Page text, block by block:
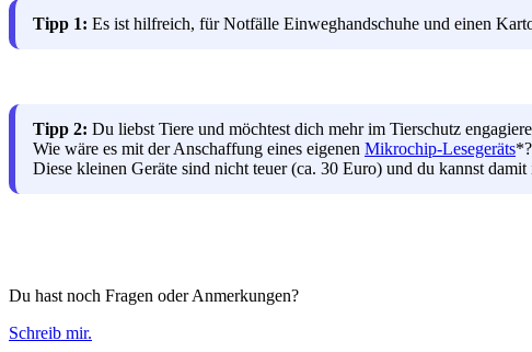
Tipp 1: Es ist hilfreich, für Notfälle Einweghandschuhe und einen
Tipp 2: Du liebst Tiere und möchtest dich mehr im Tierschutz
Wie wäre es mit der Anschaffung eines eigenen Mikrochip-Lesegeräts*?
Diese kleinen Geräte sind nicht teuer (ca. 30 Euro) und du kannst
Du hast noch Fragen oder Anmerkungen?
Schreib mir.